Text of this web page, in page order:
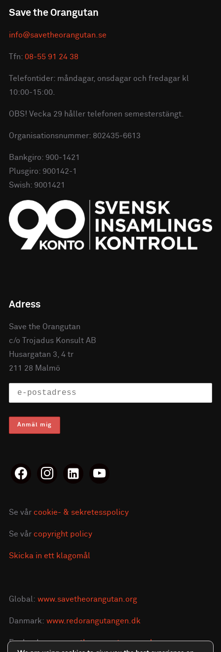
Save the Orangutan
info@savetheorangutan.se
Tfn: 08-55 91 24 38
Telefontider: måndagar, onsdagar och fredagar kl
10:00-15:00.
OBS! Vecka 29 håller telefonen semesterstängt.
Organisationsnummer: 802435-6613
Bankgiro: 900-1421
Plusgiro: 900142-1
Swish: 9001421
Adress
Save the Orangutan
c/o Trojadus Konsult AB
Husargatan 3, 4 tr
211 28 Malmö
facebookinstagramlinkedin-youtube
Se vår cookie- & sekretesspolicy
Se vår copyright policy
Skicka in ett klagomål
Global: www.savetheorangutan.org
Danmark: www.redorangutangen.dk
England:www.savetheorangutan.org.uk